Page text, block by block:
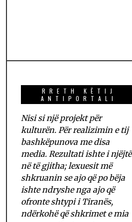
RRETH KËTIJ
ANTIPORTALI
Nisi si një projekt për
kulturën. Për realizimin e tij
bashkëpunova me disa
media. Rezultati ishte i njëjtë
në të gjitha; lexuesit më
shkruanin se ajo që po bëja
ishte ndryshe nga ajo që
ofronte shtypi i Tiranës,
ndërkohë që shkrimet e mia